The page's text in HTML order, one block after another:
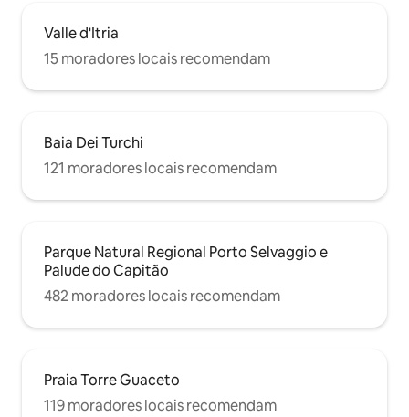
Valle d'Itria
15 moradores locais recomendam
Baia Dei Turchi
121 moradores locais recomendam
Parque Natural Regional Porto Selvaggio e
Palude do Capitão
482 moradores locais recomendam
Praia Torre Guaceto
119 moradores locais recomendam